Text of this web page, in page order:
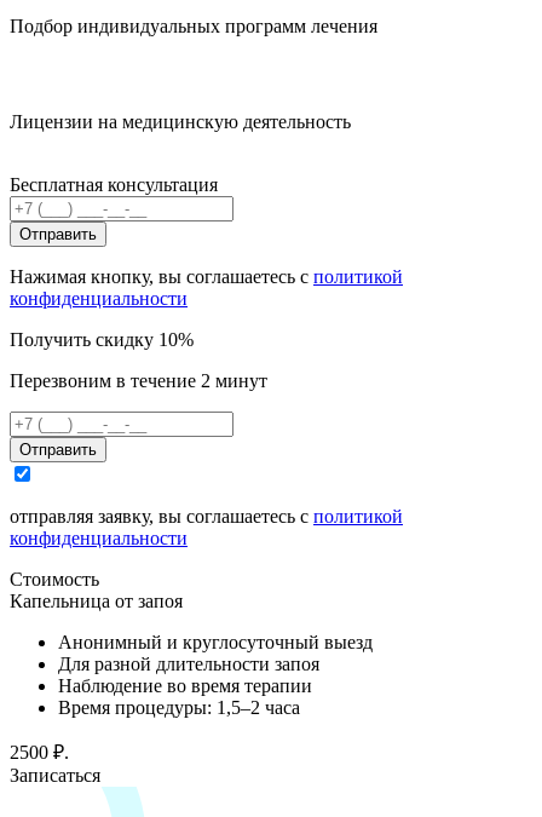
Подбор индивидуальных программ лечения
Лицензии на медицинскую деятельность
Бесплатная консультация
Отправить
Нажимая кнопку, вы соглашаетесь с политикой
конфиденциальности
Получить скидку 10%
Перезвоним в течение 2 минут
Отправить
отправляя заявку, вы соглашаетесь с политикой
конфиденциальности
Стоимость
Капельница от запоя
Анонимный и круглосуточный выезд
Для разной длительности запоя
Наблюдение во время терапии
Время процедуры: 1,5–2 часа
2500 ₽.
Записаться